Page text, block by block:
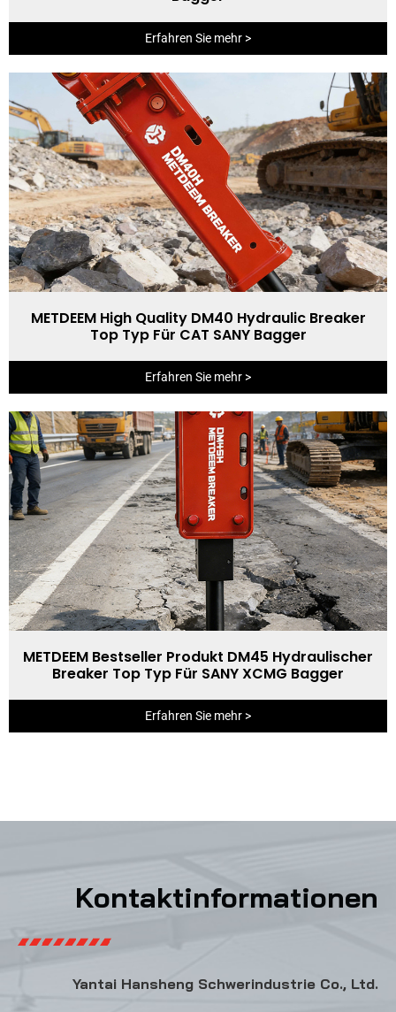
Erfahren Sie mehr >
METDEEM High Quality DM40 Hydraulic Breaker
Top Typ Für CAT SANY Bagger
Erfahren Sie mehr >
METDEEM Bestseller Produkt DM45 Hydraulischer
Breaker Top Typ Für SANY XCMG Bagger
Erfahren Sie mehr >
Kontaktinformationen
Yantai Hansheng Schwerindustrie Co., Ltd.